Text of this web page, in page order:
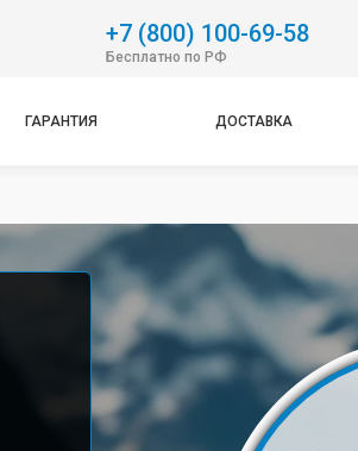
+7 (800) 100-69-58
Бесплатно по РФ
ГАРАНТИЯ ДОСТАВКА